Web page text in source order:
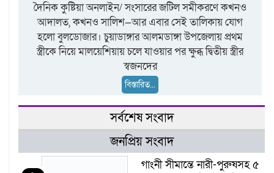
দৈনিক কুষ্টিয়া অনলাইন/ সংসারের জটিল সমীকরণে কখনও
আদালত, কখনও সালিশ—আর এবার সেই তালিকায় যোগ
হলো বুলডোজার। চুয়াডাঙ্গার আলমডাঙ্গা উপজেলায় প্রথম
স্ত্রীকে নিয়ে মালয়েশিয়ায় চলে যাওয়ার পর ক্ষুব্ধ দ্বিতীয় স্ত্রীর
স্বজনদের
বিস্তারিত...
সর্বশেষ সংবাদ
জনপ্রিয় সংবাদ
গাংনী সীমান্তে নারী-পুরুষসহ ৫